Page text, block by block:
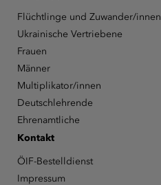
Flüchtlinge und Zuwander/innen
Ukrainische Vertriebene
Frauen
Männer
Multiplikator/innen
Deutschlehrende
Ehrenamtliche
Kontakt
ÖIF-Bestelldienst
Impressum